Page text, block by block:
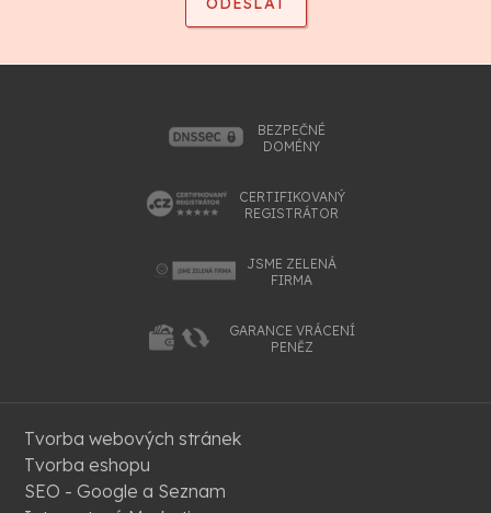
BEZPEČNÉ
DOMÉNY
CERTIFIKOVANÝ
REGISTRÁTOR
JSME ZELENÁ
FIRMA
GARANCE VRÁCENÍ
PENĚZ
Tvorba webových stránek
Tvorba eshopu
SEO - Google a Seznam